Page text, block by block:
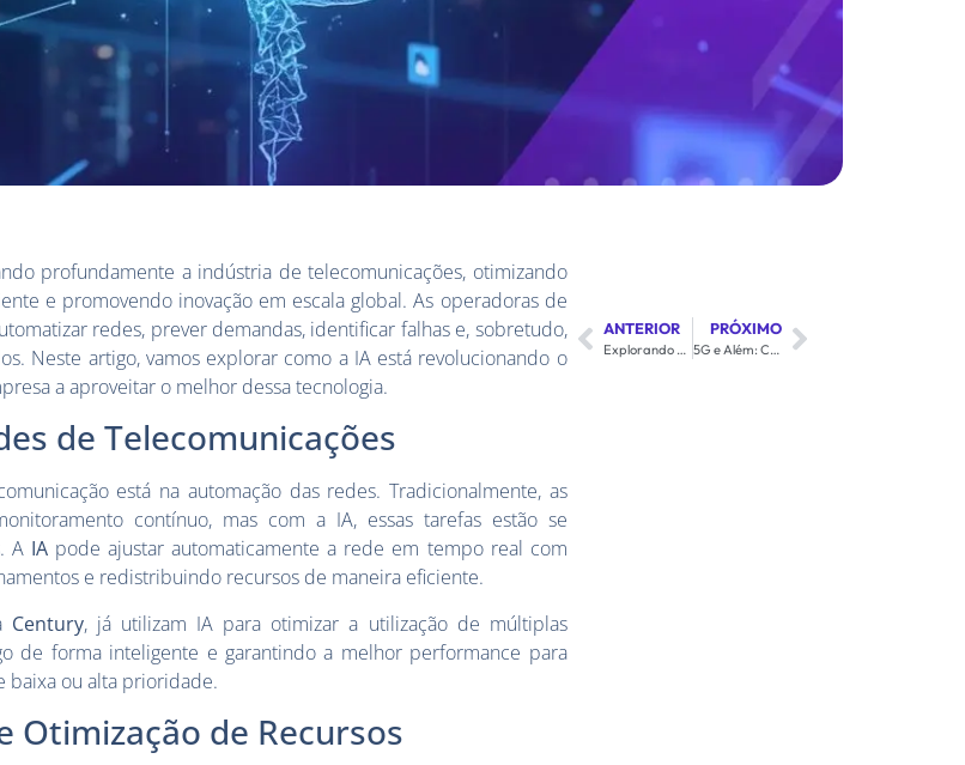
profundamente a indústria de telecomunicações, otimizando
e promovendo inovação em escala global. As operadoras de
redes, prever demandas, identificar falhas e, sobretudo,
Neste artigo, vamos explorar como a IA está revolucionando o
a aproveitar o melhor dessa tecnologia.
de Telecomunicações
está na automação das redes. Tradicionalmente, as
contínuo, mas com a IA, essas tarefas estão se
A IA pode ajustar automaticamente a rede em tempo real com
e redistribuindo recursos de maneira eficiente.
Century, já utilizam IA para otimizar a utilização de múltiplas
de forma inteligente e garantindo a melhor performance para
baixa ou alta prioridade.
Otimização de Recursos
ANTERIOR
Explorando as Últimas Tendências em Tecnologia e Telecomunicações
PRÓXIMO
5G e Além: Como a Century Telecom Está Preparando o Caminho para o Futuro